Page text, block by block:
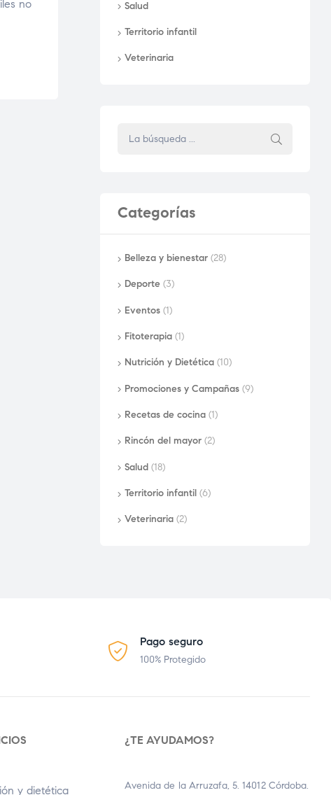
no
Salud
Territorio infantil
Veterinaria
Categorías
Belleza y bienestar (28)
Deporte (3)
Eventos (1)
Fitoterapia (1)
Nutrición y Dietética (10)
Promociones y Campañas (9)
Recetas de cocina (1)
Rincón del mayor (2)
Salud (18)
Territorio infantil (6)
Veterinaria (2)
Pago seguro
100% Protegido
y dietética
¿TE AYUDAMOS?
Avenida de la Arruzafa, 5. 14012 Córdoba.